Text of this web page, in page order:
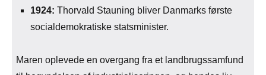
1924: Thorvald Stauning bliver Danmarks første
socialdemokratiske statsminister.
Maren oplevede en overgang fra et landbrugssamfund